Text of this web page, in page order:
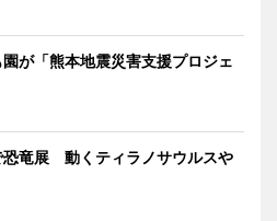
が「熊本地震災害支援プロジェ
恐竜展 動くティラノサウルスや